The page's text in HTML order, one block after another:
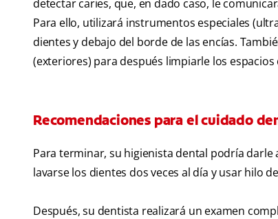
detectar caries, que, en dado caso, le
Para ello, utilizará instrumentos especiales
dientes y debajo del borde de las encías.
(exteriores) para después limpiarle los
Recomendaciones para el cuidado
Para terminar, su higienista dental podría
lavarse los dientes dos veces al día y usar hilo
Después, su dentista realizará un examen